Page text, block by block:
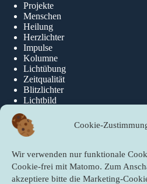
Cookie-
Wir verwenden nur funktionale
Cookie-frei mit Matomo. Zum
akzeptiere bitte die Marketing-
Projekte
Menschen
Heilung
Herzlichter
Impulse
Kolumne
Lichtübung
Zeitqualität
Blitzlichter
Lichtbild
Über Uns